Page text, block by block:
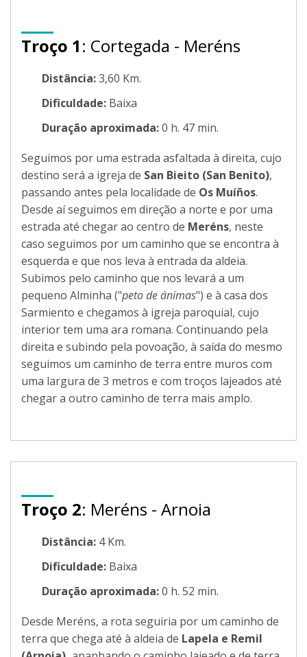
Troço 1: Cortegada - Meréns
Distância:3,60 Km.
Dificuldade: Baixa
Duração aproximada:0 h. 47 min.
Seguimos por uma estrada asfaltada à direita, cujo
destino será a igreja de San Bieito (San Benito),
passando antes pela localidade de Os Muíños.
Desde aí seguimos em direção a norte e por uma
estrada até chegar ao centro de Meréns, neste
caso seguimos por um caminho que se encontra à
esquerda e que nos leva à entrada da aldeia.
Subimos pelo caminho que nos levará a um
pequeno Alminha ("peto de ánimas") e à casa dos
Sarmiento e chegamos à igreja paroquial, cujo
interior tem uma ara romana. Continuando pela
direita e subindo pela povoação, à saída do mesmo
seguimos um caminho de terra entre muros com
uma largura de 3 metros e com troços lajeados até
chegar a outro caminho de terra mais amplo.
Troço 2: Meréns - Arnoia
Distância: 4 Km.
Dificuldade: Baixa
Duração aproximada:0 h. 52 min.
Desde Meréns, a rota seguiria por um caminho de
terra que chega até à aldeia de Lapela e Remil